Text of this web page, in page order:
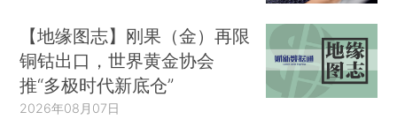
【地缘图志】刚果（金）再限
铜钴出口，世界黄金协会
推“多极时代新底仓”
2026年08月07日